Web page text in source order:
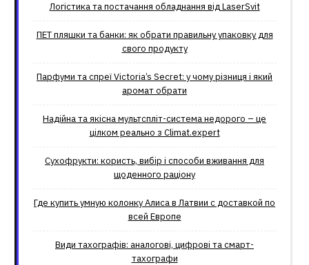
Логістика та постачання обладнання від LaserSvit
ПЕТ пляшки та банки: як обрати правильну упаковку для
свого продукту
Парфуми та спреї Victoria’s Secret: у чому різниця і який
аромат обрати
Надійна та якісна мультспліт-система недорого – це
цілком реально з Climat.еxpert
Сухофрукти: користь, вибір і способи вживання для
щоденного раціону
Где купить умную колонку Алиса в Латвии с доставкой по
всей Европе
Види тахографів: аналогові, цифрові та смарт-
тахографи